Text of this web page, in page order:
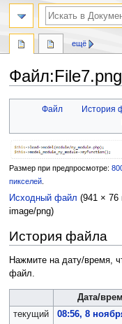
Файл:File7.png
Файл История
Размер при предпросмотре:
пикселей.
Исходный файл (941 × 76
image/png)
История файла
Нажмите на дату/время,
файл.
Дата/
текущий
08:56, 8
ещё